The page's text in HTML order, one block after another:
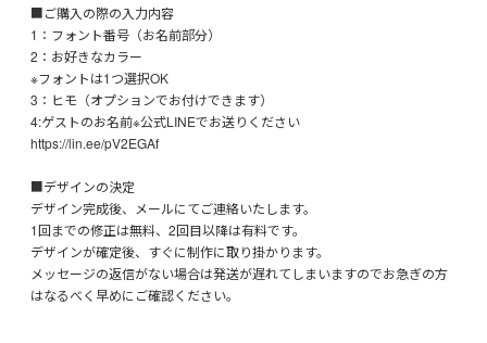
■ご購入の際の入力内容
1：フォント番号（お名前部分）
2：お好きなカラー
※フォントは1つ選択OK
3：ヒモ（オプションでお付けできます）
4:ゲストのお名前※公式LINEでお送りください
https://lin.ee/pV2EGAf
■デザインの決定
デザイン完成後、メールにてご連絡いたします。
1回までの修正は無料、2回目以降は有料です。
デザインが確定後、すぐに制作に取り掛かります。
メッセージの返信がない場合は発送が遅れてしまいますのでお急ぎの方
はなるべく早めにご確認ください。